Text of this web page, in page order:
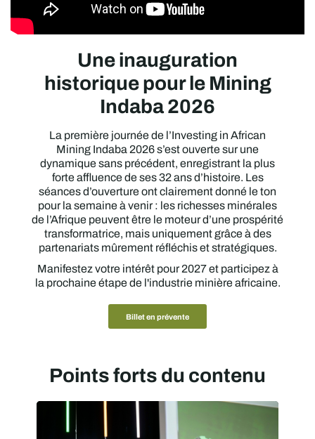
Une inauguration
historique pour le Mining
Indaba 2026
La première journée de l’Investing in African
Mining Indaba 2026 s’est ouverte sur une
dynamique sans précédent, enregistrant la plus
forte affluence de ses 32 ans d’histoire. Les
séances d’ouverture ont clairement donné le ton
pour la semaine à venir : les richesses minérales
de l’Afrique peuvent être le moteur d’une prospérité
transformatrice, mais uniquement grâce à des
partenariats mûrement réfléchis et stratégiques.
Manifestez votre intérêt pour 2027 et participez à
la prochaine étape de l'industrie minière africaine.
Billet en prévente
Points forts du contenu